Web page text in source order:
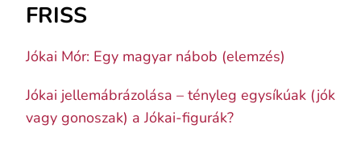
FRISS
Jókai Mór: Egy magyar nábob (elemzés)
Jókai jellemábrázolása – tényleg egysíkúak (jók
vagy gonoszak) a Jókai-figurák?